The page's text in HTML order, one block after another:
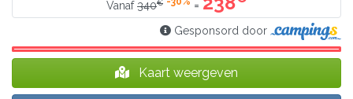
Vanaf340€ =
Gesponsord door
Kaart weergeven